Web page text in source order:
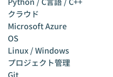
クラウド
Microsoft Azure
OS
Linux / Windows
プロジェクト管理